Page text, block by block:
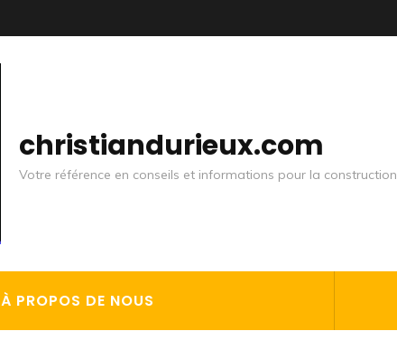
christiandurieux.com
Votre référence en conseils et informations pour la construction
À PROPOS DE NOUS